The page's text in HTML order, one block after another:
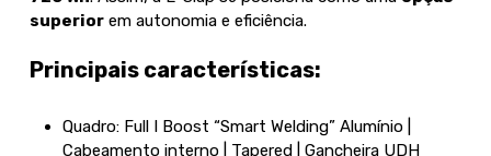
superiorem autonomia e eficiência.
Principais características:
Quadro: Full I Boost “Smart Welding” Alumínio |
Cabeamento interno | Tapered | Gancheira UDH